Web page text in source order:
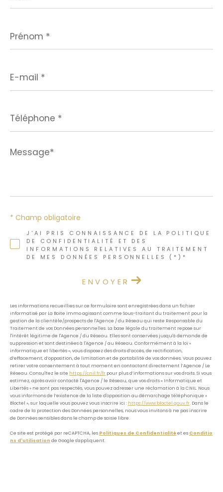
*
mail
*
*
Message*
*
J'AI PRIS CONNAISSANCE DE LA POLITIQUE
DE CONFIDENTIALITÉ ET DES
INFORMATIONS RELATIVES AU TRAITEMENT
DE MES DONNÉES PERSONNELLES (*)*
* Champ obligatoire
ENVOYER
Les informations recueillies sur ce formulaire sont enregistrées dans un fichier
informatisé par La Boite Immo agissant comme Sous-traitant du traitement pour la
gestion de la clientèle/prospects de l'Agence / du Réseau qui reste Responsable du
Traitement de vos Données personnelles. La base légale du traitement repose sur
l'intérêt légitime de l'Agence / du Réseau. Elles sont conservées jusqu'à demande de
suppression et sont destinées à l'Agence / au Réseau. Conformément à la loi «
informatique et libertés », vous disposez des droits d’accès, de rectification,
d’effacement, d’opposition, de limitation et de portabilité de vos données. Vous pouvez
retirer votre consentement à tout moment en contactant directement l’Agence / Le
Réseau. Consultez le site https://cnil.fr/fr pour plus d’informations sur vos droits. Si vous
estimez, après avoir contacté l'Agence / le Réseau, que vos droits « Informatique et
Libertés » ne sont pas respectés, vous pouvez adresser une réclamation à la CNIL. Nous
vous informons de l’existence de la liste d'opposition au démarchage téléphonique «
Bloctel », sur laquelle vous pouvez vous inscrire ici : https://www.bloctel.gouv.fr. Dans le
cadre de la protection des Données personnelles, nous vous invitons à ne pas inscrire
de Données sensibles dans le champ de saisie libre.
Ce site est protégé par reCAPTCHA, les Politiques de Confidentialitéet es Conditio
ns d'utilisation de Google s'appliquent.